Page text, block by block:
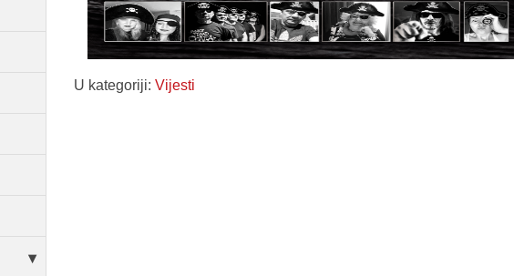
U kategoriji: Vijesti